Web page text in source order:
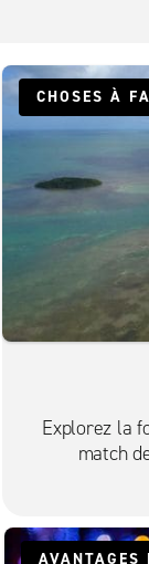
CHOSES À
Explorez la
match
AVANTAGES